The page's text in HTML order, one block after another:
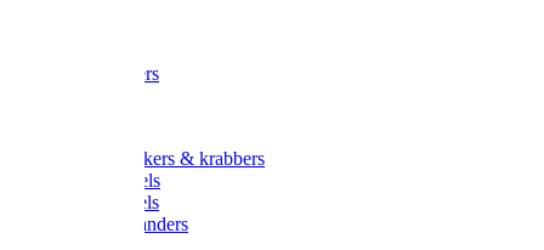
Tuinkrabbers
Onkruidstekers & krabbers
Hartschoffels
Ruitschoffels
Onkruidbranders